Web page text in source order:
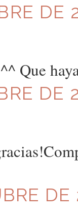
DE
Que
DE